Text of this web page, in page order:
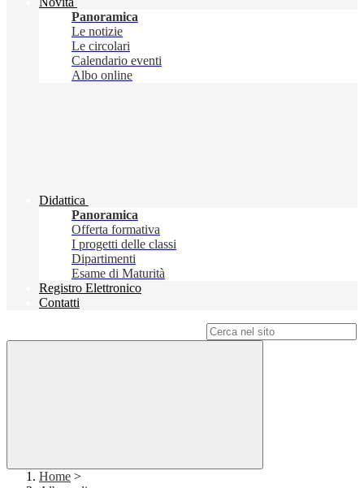
Panoramica
Le notizie
Le circolari
Calendario eventi
Albo online
Didattica
Panoramica
Offerta formativa
I progetti delle classi
Dipartimenti
Esame di Maturità
Registro Elettronico
Contatti
Home >